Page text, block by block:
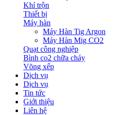
Khí trộn
Thiết bị
Máy hàn
Máy Hàn Tig Argon
Máy Hàn Mig CO2
Quạt công nghiệp
Bình co2 chữa cháy
Võng xếp
Dịch vụ
Dịch vụ
Tin tức
Giới thiệu
Liên hệ